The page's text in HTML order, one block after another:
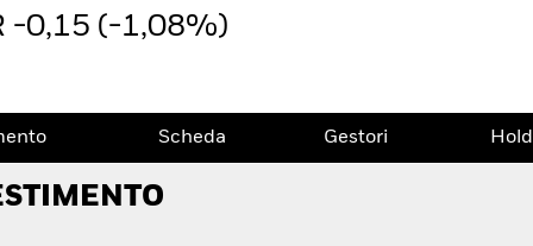
-0,15 (-1,08%)
Scheda Gestori